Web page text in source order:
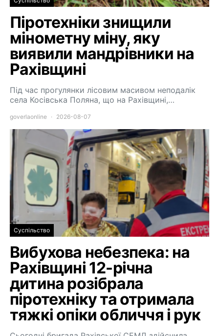
Піротехніки знищили
мінометну міну, яку
виявили мандрівники на
Рахівщині
Під час прогулянки лісовим масивом неподалік
села Косівська Поляна, що на Рахівщині,…
goverlaonline 2026-08-07
Суспільство
Вибухова небезпека: на
Рахівщині 12-річна
дитина розібрала
піротехніку та отримала
тяжкі опіки обличчя і рук